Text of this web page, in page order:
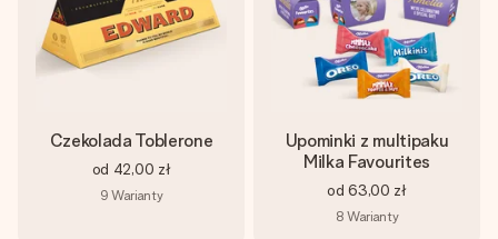
Czekolada Toblerone
od 42,00 zł
9 Warianty
Upominki z multipaku
Milka Favourites
od 63,00 zł
8 Warianty